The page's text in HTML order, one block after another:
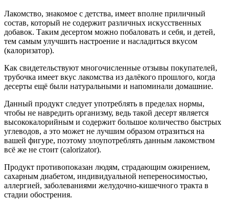
Лакомство, знакомое с детства, имеет вполне приличный
состав, который не содержит различных искусственных
добавок. Таким десертом можно побаловать и себя, и детей,
тем самым улучшить настроение и насладиться вкусом
(калоризатор).
Как свидетельствуют многочисленные отзывы покупателей,
трубочка имеет вкус лакомства из далёкого прошлого, когда
десерты ещё были натуральными и напоминали домашние.
Данный продукт следует употреблять в пределах нормы,
чтобы не навредить организму, ведь такой десерт является
высококалорийным и содержит большое количество быстрых
углеводов, а это может не лучшим образом отразиться на
вашей фигуре, поэтому злоупотреблять данным лакомством
всё же не стоит (calorizator).
Продукт противопоказан людям, страдающим ожирением,
сахарным диабетом, индивидуальной непереносимостью,
аллергией, заболеваниями желудочно-кишечного тракта в
стадии обострения.